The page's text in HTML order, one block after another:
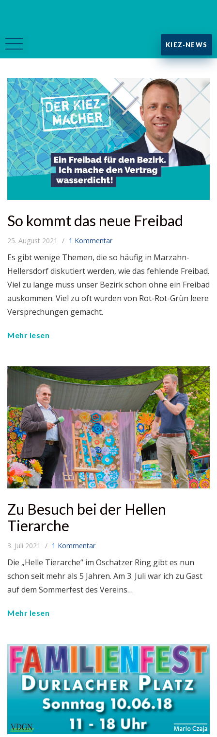
KIEZ-NEWS
So kommt das neue Freibad
25. August 2021 1 Kommentar
Es gibt wenige Themen, die so häufig in Marzahn-
Hellersdorf diskutiert werden, wie das fehlende Freibad.
Viel zu lange muss unser Bezirk schon ohne ein Freibad
auskommen. Viel zu oft wurden von Rot-Rot-Grün leere
Versprechungen gemacht.
Mehr lesen
Zu Besuch bei der Hellen
Tierarche
3. Juli 2021 1 Kommentar
Die „Helle Tierarche“ im Oschatzer Ring gibt es nun
schon seit mehr als 5 Jahren. Am 3. Juli war ich zu Gast
auf dem Sommerfest des Vereins…
Mehr lesen